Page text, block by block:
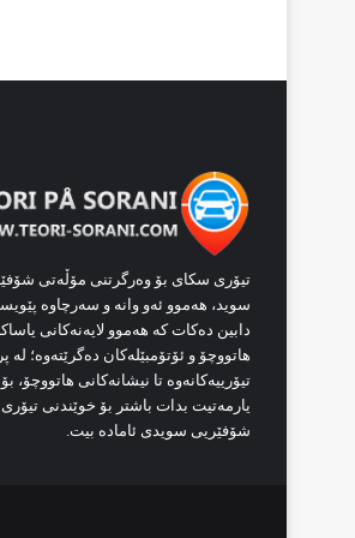
تیۆری سکای بۆ وەرگرتنی مۆڵەتی
سوید، هەموو ئەو وانە و سەرچاوە
دابین دەکات کە هەموو لایەنەکانی
هاتووچۆ و ئۆتۆمبێلەکان دەگرێتەوە؛ لە
تیۆرییەکانەوە تا نیشانەکانی هاتووچۆ،
یارمەتیت بدات باشتر بۆ خوێندنی
شۆفێریی سویدی ئامادە بیت.